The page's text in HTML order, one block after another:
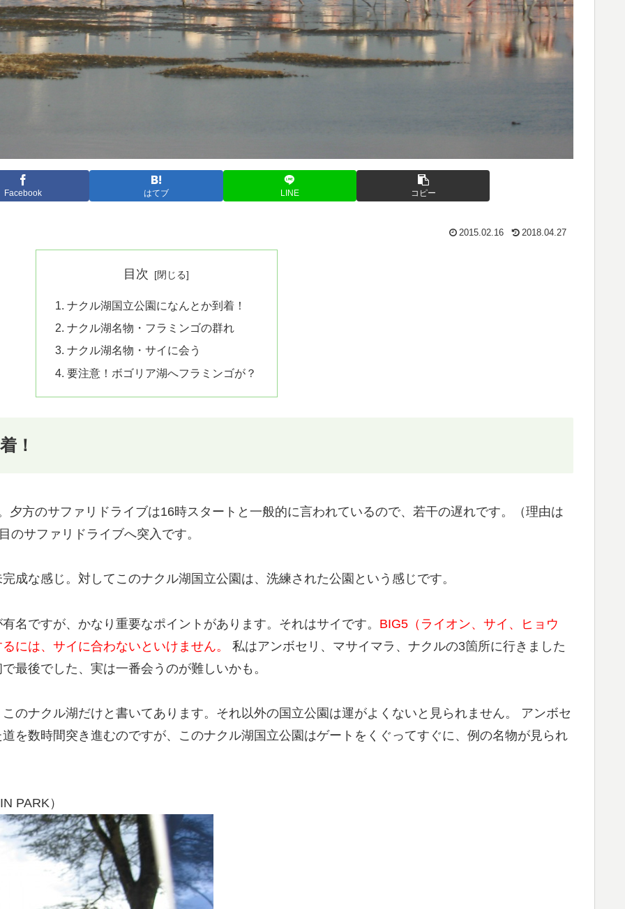
Facebook はてブ LINE コピー
2015.02.16 2018.04.27
目次
ナクル湖国立公園になんとか到着！
ナクル湖名物・フラミンゴの群れ
ナクル湖名物・サイに会う
要注意！ボゴリア湖へフラミンゴが？
！
夕方のサファリドライブは16時スタートと一般的に言われているので、若干の遅れです。（理由は
のサファリドライブへ突入です。
成な感じ。対してこのナクル湖国立公園は、洗練された公園という感じです。
名ですが、かなり重要なポイントがあります。それはサイです。 BIG5（ライオン、サイ、ヒョウ
には、サイに合わないといけません。
私はアンボセリ、マサイマラ、ナクルの3箇所に行きました
最後でした、実は一番会うのが難しいかも。
のナクル湖だけと書いてあります。それ以外の国立公園は運がよくないと見られません。 アンボセ
を数時間突き進むのですが、このナクル湖国立公園はゲートをくぐってすぐに、例の名物が見られ
PARK）